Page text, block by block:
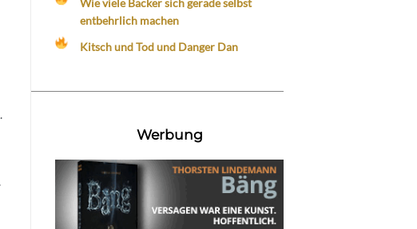
entbehrlich machen
Kitsch und Tod und Danger Dan
Werbung